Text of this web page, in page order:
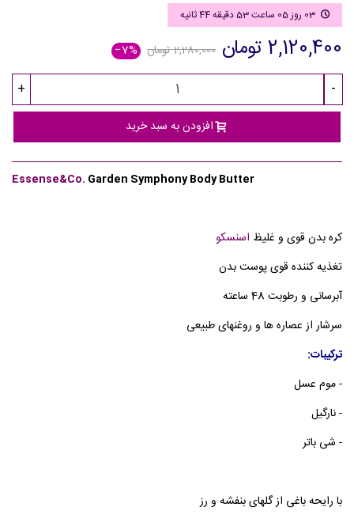
03 روز 05 ساعت 53 دقیقه 44 ثانیه
2,120,400 تومان 2,280,000 تومان ‎−7%
-
+
افزودن به سبد خرید
Essense&Co. Garden Symphony Body Butter
کره بدن قوی و غلیظ اسنسکو
تغذیه کننده قوی پوست بدن
آبرسانی و رطوبت 48 ساعته
سرشار از عصاره ها و روغنهای طبیعی
ترکیبات:
- موم عسل
- نارگیل
- شی باتر
با رایحه باغی از گلهای بنفشه و رز